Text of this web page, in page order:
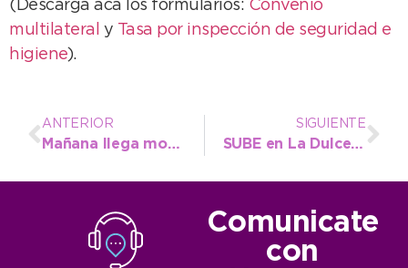
(Descargá acá los formularios: Convenio
multilateral
y
Tasa por inspección de seguridad e
higiene).
ANTERIOR
Mañana llega mobiliario a escuelas del interior del Distrito
SIGUIENTE
SUBE en La Dulce: Se entregaron de manera gratuita 98 tarjetas
Comunicate
con